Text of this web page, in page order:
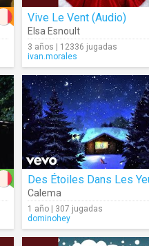
Vive Le Vent (Audio)
Elsa Esnoult
3 años | 12336 jugadas
ivan.morales
Des Étoiles Dans Les
Calema
1 año | 307 jugadas
dominohey